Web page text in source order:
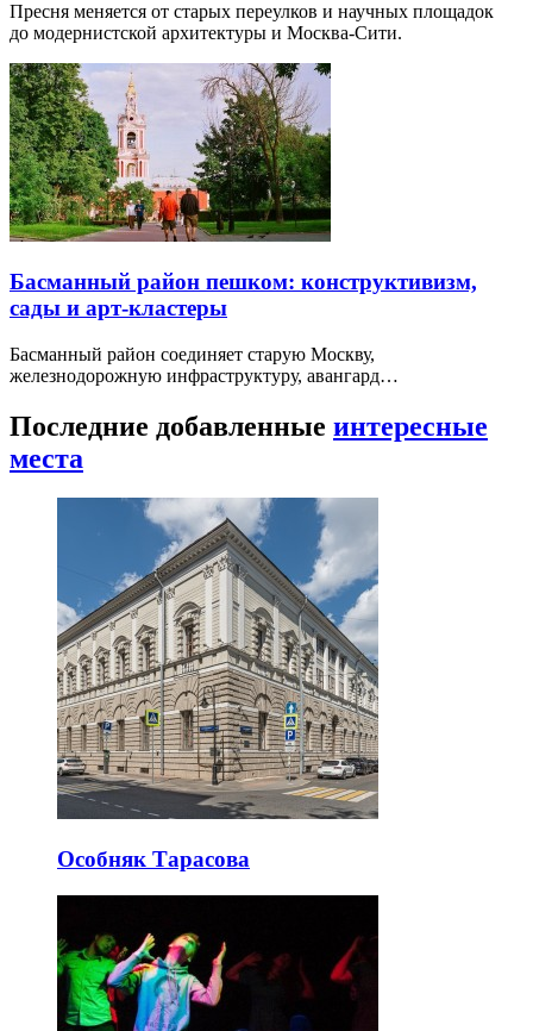
Пресня меняется от старых переулков и научных площадок
до модернистской архитектуры и Москва-Сити.
Басманный район пешком: конструктивизм,
сады и арт-кластеры
Басманный район соединяет старую Москву,
железнодорожную инфраструктуру, авангард…
Последние добавленные интересные
места
Особняк Тарасова